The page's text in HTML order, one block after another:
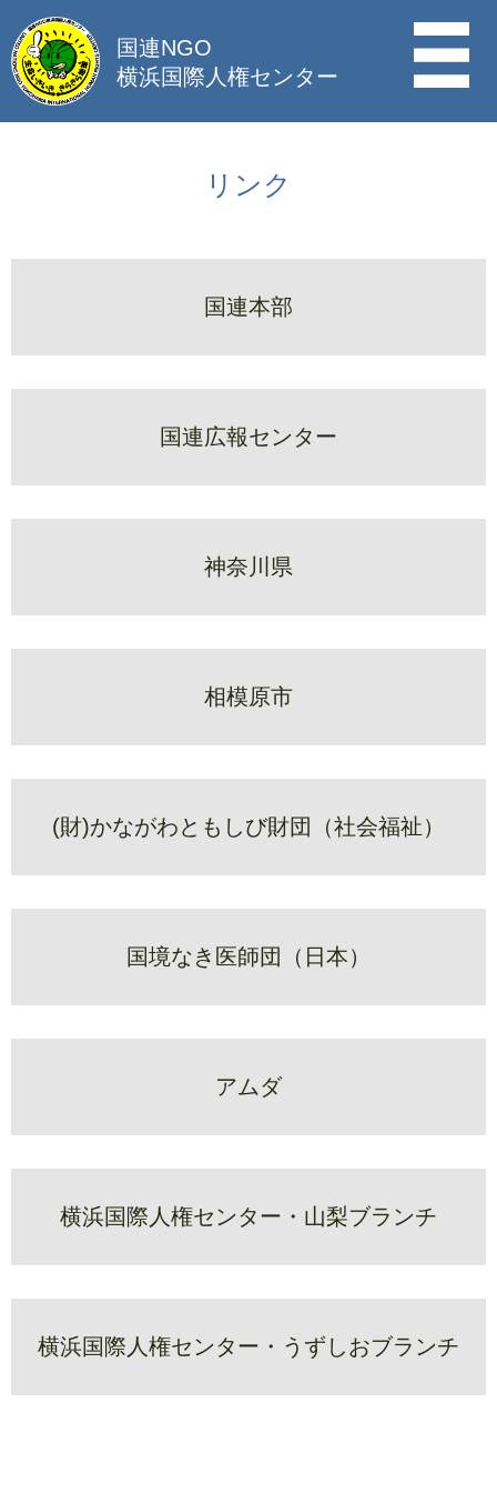
国連NGO
横浜国際人権センター
リンク
国連本部
国連広報センター
神奈川県
相模原市
(財)かながわともしび財団（社会福祉）
国境なき医師団（日本）
アムダ
横浜国際人権センター・山梨ブランチ
横浜国際人権センター・うずしおブランチ